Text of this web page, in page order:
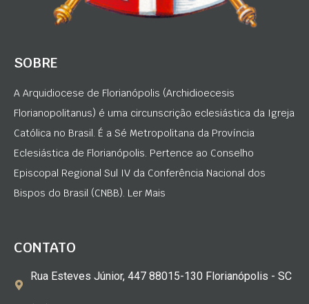
SOBRE
A Arquidiocese de Florianópolis (Archidioecesis
Florianopolitanus) é uma circunscrição eclesiástica da Igreja
Católica no Brasil. É a Sé Metropolitana da Província
Eclesiástica de Florianópolis. Pertence ao Conselho
Episcopal Regional Sul IV da Conferência Nacional dos
Bispos do Brasil (CNBB). Ler Mais
CONTATO
Rua Esteves Júnior, 447 88015-130 Florianópolis - SC